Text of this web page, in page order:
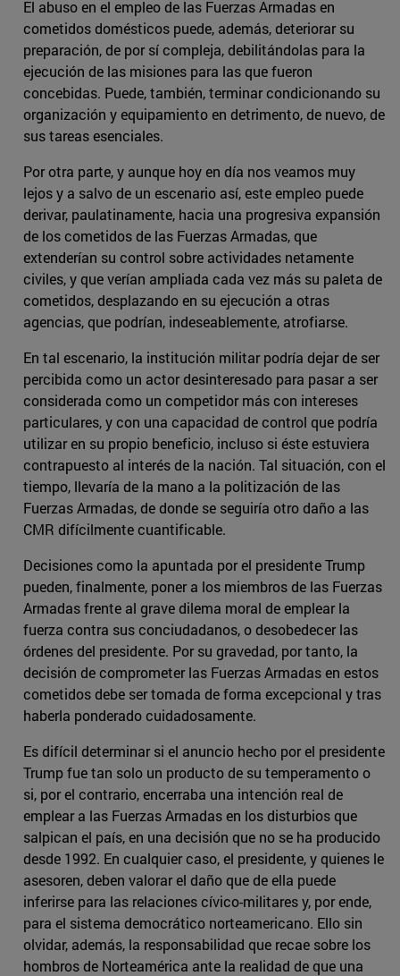
El abuso en el empleo de las Fuerzas Armadas en
cometidos domésticos puede, además, deteriorar su
preparación, de por sí compleja, debilitándolas para la
ejecución de las misiones para las que fueron
concebidas. Puede, también, terminar condicionando su
organización y equipamiento en detrimento, de nuevo, de
sus tareas esenciales.
Por otra parte, y aunque hoy en día nos veamos muy
lejos y a salvo de un escenario así, este empleo puede
derivar, paulatinamente, hacia una progresiva expansión
de los cometidos de las Fuerzas Armadas, que
extenderían su control sobre actividades netamente
civiles, y que verían ampliada cada vez más su paleta de
cometidos, desplazando en su ejecución a otras
agencias, que podrían, indeseablemente, atrofiarse.
En tal escenario, la institución militar podría dejar de ser
percibida como un actor desinteresado para pasar a ser
considerada como un competidor más con intereses
particulares, y con una capacidad de control que podría
utilizar en su propio beneficio, incluso si éste estuviera
contrapuesto al interés de la nación. Tal situación, con el
tiempo, llevaría de la mano a la politización de las
Fuerzas Armadas, de donde se seguiría otro daño a las
CMR difícilmente cuantificable.
Decisiones como la apuntada por el presidente Trump
pueden, finalmente, poner a los miembros de las Fuerzas
Armadas frente al grave dilema moral de emplear la
fuerza contra sus conciudadanos, o desobedecer las
órdenes del presidente. Por su gravedad, por tanto, la
decisión de comprometer las Fuerzas Armadas en estos
cometidos debe ser tomada de forma excepcional y tras
haberla ponderado cuidadosamente.
Es difícil determinar si el anuncio hecho por el presidente
Trump fue tan solo un producto de su temperamento o
si, por el contrario, encerraba una intención real de
emplear a las Fuerzas Armadas en los disturbios que
salpican el país, en una decisión que no se ha producido
desde 1992. En cualquier caso, el presidente, y quienes le
asesoren, deben valorar el daño que de ella puede
inferirse para las relaciones cívico-militares y, por ende,
para el sistema democrático norteamericano. Ello sin
olvidar, además, la responsabilidad que recae sobre los
hombros de Norteamérica ante la realidad de que una